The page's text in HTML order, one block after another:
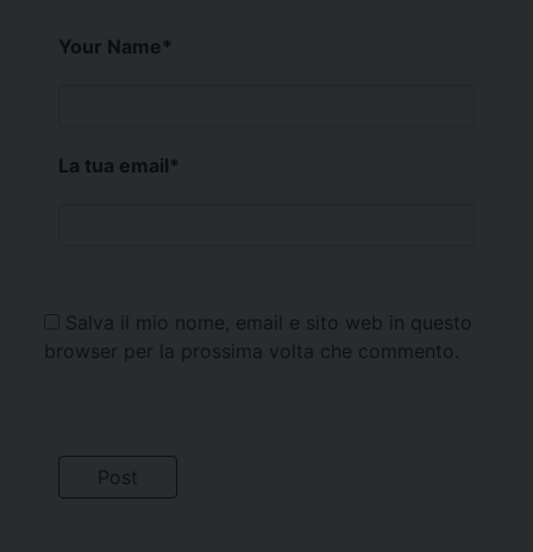
Your Name*
La tua email*
Salva il mio nome, email e sito web in questo
browser per la prossima volta che commento.